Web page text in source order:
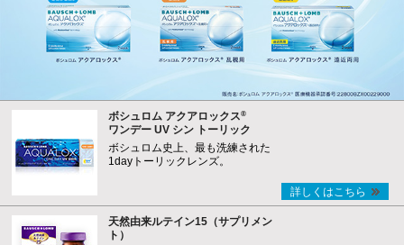
ボシュロム アクアロックス®
ワンデー UV シン トーリック
ボシュロム史上、最も洗練された
1dayトーリックレンズ。
詳しくはこちら
天然由来ルテイン15（サプリメン
ト）